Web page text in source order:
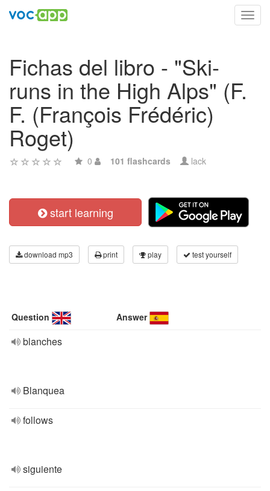
Fichas del libro - "Ski-
runs in the High Alps" (F.
F. (François Frédéric)
Roget)
0 101 flashcards lack
start learning
download mp3 print play test yourself
Question Answer
blanches
Blanquea
follows
siguiente